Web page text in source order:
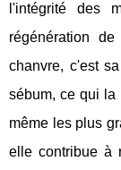
l'intégrité des
régénération
chanvre, c'est
sébum, ce qui la
même les plus
elle contribue à